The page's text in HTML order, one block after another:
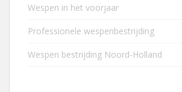
Wespen in het voorjaar
Professionele wespenbestrijding
Wespen bestrijding Noord-Holland